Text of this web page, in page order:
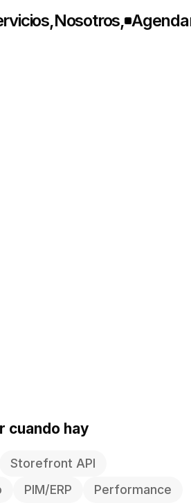
,Nosotros,
cuando hay
Storefront API
PIM/ERP Performance